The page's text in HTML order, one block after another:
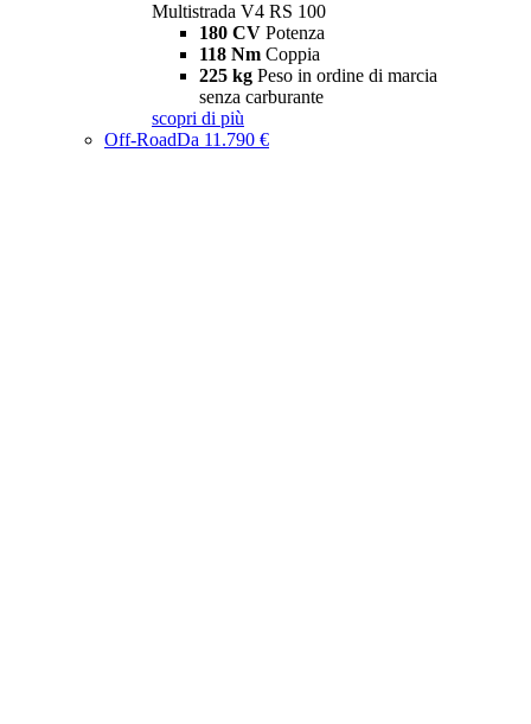
Multistrada V4 RS 100
180 CV Potenza
118 Nm Coppia
225 kg Peso in ordine di marcia
senza carburante
scopri di più
Off-RoadDa 11.790 €